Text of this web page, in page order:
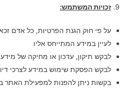
זכויות המשתמש:
על פי חוק הגנת הפרטיות, כל אדם
לעיין במידע המתייחס אליו
לבקש תיקון, עדכון או מחיקה של מידע
לבקש הפסקת שימוש במידע לצרכי
בקשות ניתן להפנות למפעילת האתר